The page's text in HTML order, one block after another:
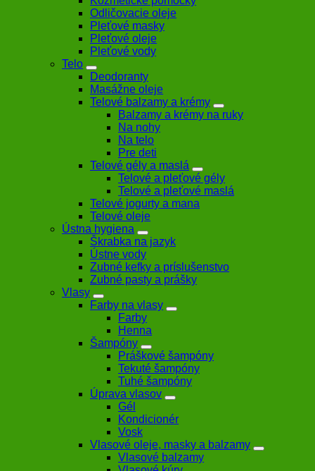
Odličovacie oleje
Pleťové masky
Pleťové oleje
Pleťové vody
Telo
Deodoranty
Masážne oleje
Telové balzamy a krémy
Balzamy a krémy na ruky
Na nohy
Na telo
Pre deti
Telové gély a maslá
Telové a pleťové gély
Telové a pleťové maslá
Telové jogurty a mana
Telové oleje
Ústna hygiena
Škrabka na jazyk
Ústne vody
Zubné kefky a príslušenstvo
Zubné pasty a prášky
Vlasy
Farby na vlasy
Farby
Henna
Šampóny
Práškové šampóny
Tekuté šampóny
Tuhé šampóny
Úprava vlasov
Gél
Kondicionér
Vosk
Vlasové oleje, masky a balzamy
Vlasové balzamy